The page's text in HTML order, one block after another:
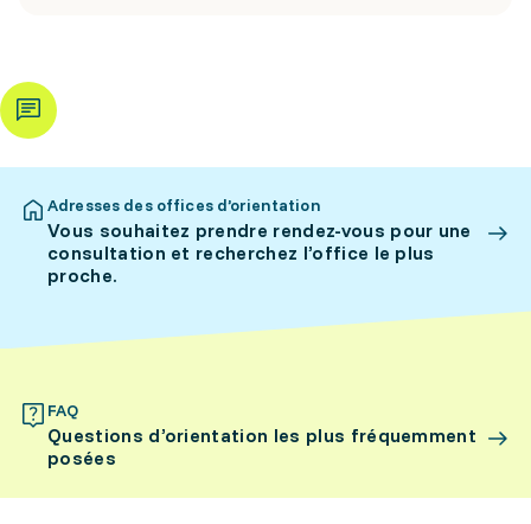
Adresses des offices d’orientation
Vous souhaitez prendre rendez-vous pour une
consultation et recherchez l’office le plus
proche.
FAQ
Questions d’orientation les plus fréquemment
posées